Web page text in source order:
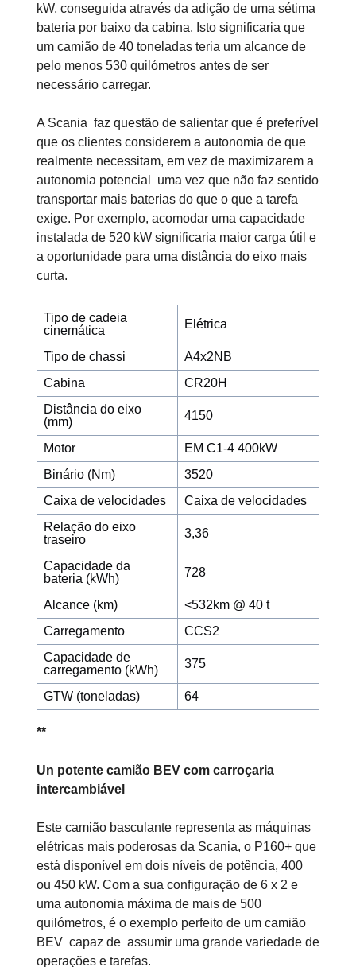
kW, conseguida através da adição de uma sétima
bateria por baixo da cabina. Isto significaria que
um camião de 40 toneladas teria um alcance de
pelo menos 530 quilómetros antes de ser
necessário carregar.
A Scania faz questão de salientar que é preferível
que os clientes considerem a autonomia de que
realmente necessitam, em vez de maximizarem a
autonomia potencial uma vez que não faz sentido
transportar mais baterias do que o que a tarefa
exige. Por exemplo, acomodar uma capacidade
instalada de 520 kW significaria maior carga útil e
a oportunidade para uma distância do eixo mais
curta.
Tipo de cadeia
cinemática
Elétrica
Tipo de chassi
A4x2NB
Cabina
CR20H
Distância do eixo
(mm)
4150
Motor
EM C1-4 400kW
Binário (Nm)
3520
Caixa de velocidades
Caixa de velocidades
Relação do eixo
traseiro
3,36
Capacidade da
bateria (kWh)
728
Alcance (km)
<532km @ 40 t
Carregamento
CCS2
Capacidade de
carregamento (kWh)
375
GTW (toneladas) 64
**
Un potente camião BEV com carroçaria
intercambiável
Este camião basculante representa as máquinas
elétricas mais poderosas da Scania, o P160+ que
está disponível em dois níveis de potência, 400
ou 450 kW. Com a sua configuração de 6 x 2 e
uma autonomia máxima de mais de 500
quilómetros, é o exemplo perfeito de um camião
BEV capaz de assumir uma grande variedade de
operações e tarefas.